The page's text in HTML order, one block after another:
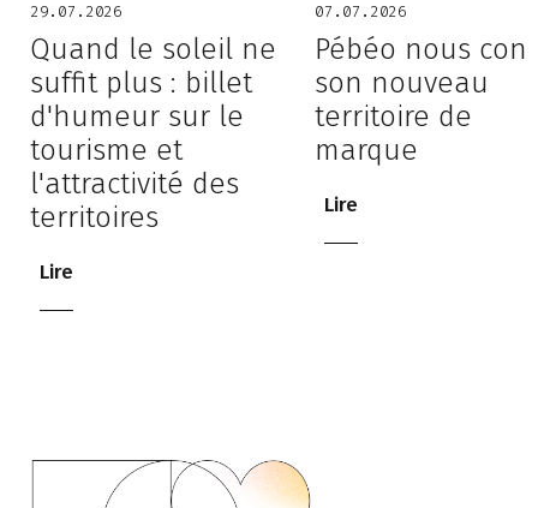
29.07.2026
Quand le soleil ne
suffit plus : billet
d'humeur sur le
tourisme et
l'attractivité des
territoires
Lire
07.07.2026
Pébéo nous
son nouveau
territoire de
marque
Lire